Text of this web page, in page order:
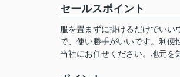
セールスポイント
服を畳まずに掛けるだけでい
で、使い勝手がいいです。利便
当社にお任せください。地元を